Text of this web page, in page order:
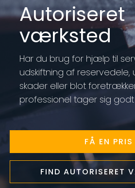
Autoriseret
værksted
Har du brug for hjælp til
udskiftning af
skader eller blot
professionel tager sig
FÅ EN PRIS
FIND AUTORISERET